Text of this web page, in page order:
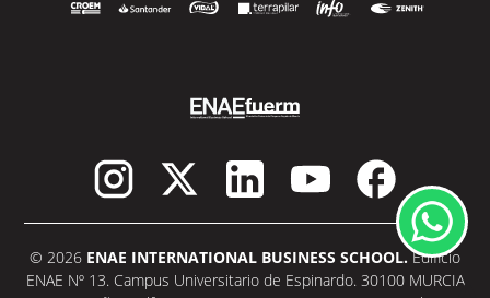
© 2026 ENAE INTERNATIONAL BUSINESS SCHOOL.Edificio
ENAE Nº 13. Campus Universitario de Espinardo. 30100 MURCIA